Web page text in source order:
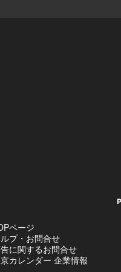
ページ
プ・お問合せ
に関するお問合せ
カレンダー 企業情報